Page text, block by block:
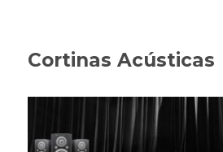
Cortinas Acústicas